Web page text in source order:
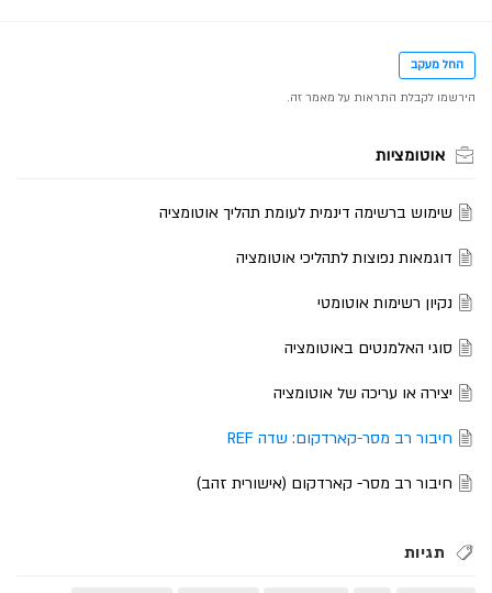
החל מעקב
אוטומציות
שימוש ברשימה דינמית לעומת תהליך אוטומציה
דוגמאות נפוצות לתהליכי אוטומציה
נקיון רשימות אוטומטי
סוגי האלמנטים באוטומציה
יצירה או עריכה של אוטומציה
חיבור רב מסר-קארדקום: שדה REF
חיבור רב מסר- קארדקום (אישורית זהב)
תגיות